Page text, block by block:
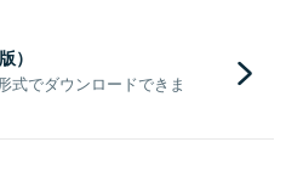
）
式でダウンロードできま